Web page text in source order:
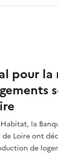
pour la
la
de Loire ont
de